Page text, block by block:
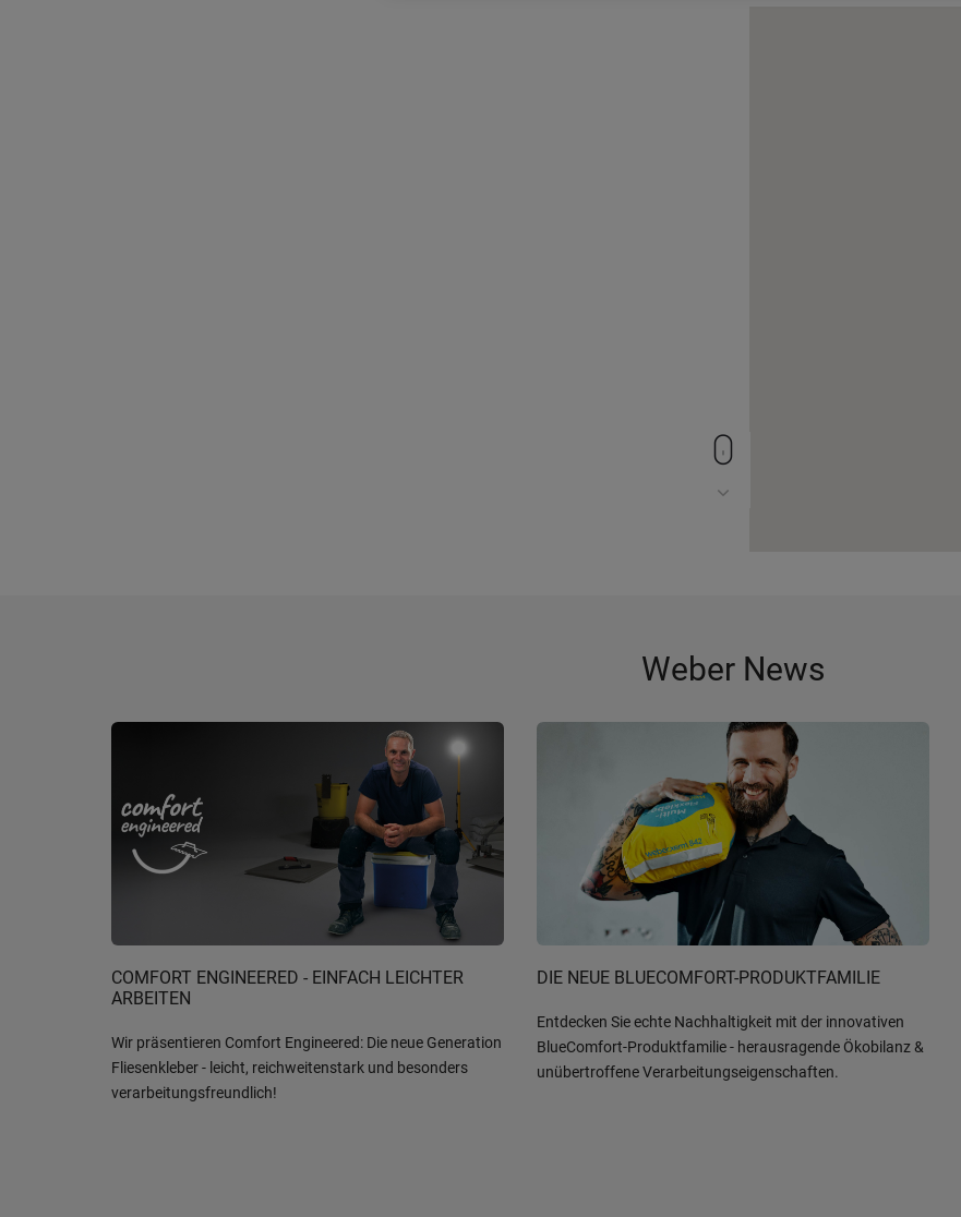
Weber News
COMFORT ENGINEERED - EINFACH LEICHTER
ARBEITEN
Wir präsentieren Comfort Engineered: Die neue Generation
Fliesenkleber - leicht, reichweitenstark und besonders
verarbeitungsfreundlich!
DIE NEUE BLUECOMFORT-PRODUKTFAMILIE
Entdecken Sie echte Nachhaltigkeit mit der innovativen
BlueComfort-Produktfamilie - herausragende Ökobilanz &
unübertroffene Verarbeitungseigenschaften.